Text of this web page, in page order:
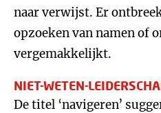
naar verwijst. Er
opzoeken van namen of
vergemakkelijkt.
NIET-WETEN-
De titel ‘navigeren’